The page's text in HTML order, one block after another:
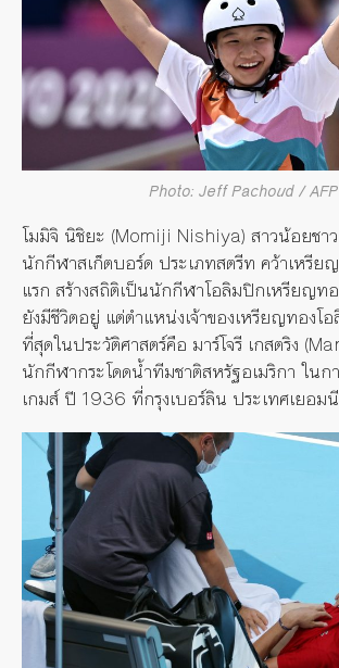
Photo: Jeff Pachoud / AFP
โมมิจิ นิชิยะ (Momiji Nishiya) สาวน้อยช
นักกีฬาสเก็ตบอร์ด ประเภทสตรีท คว้าเหรีย
แรก สร้างสถิติเป็นนักกีฬาโอลิมปิกเหรียญ
ยังมีชีวิตอยู่ แต่ตำแหน่งเจ้าของเหรียญทอง
ที่สุดในประวัติศาสตร์คือ มาร์โจรี เกสตริง
นักกีฬากระโดดน้ำทีมชาติสหรัฐอเมริกา ในก
เกมส์ ปี 1936 ที่กรุงเบอร์ลิน ประเทศเยอมนี